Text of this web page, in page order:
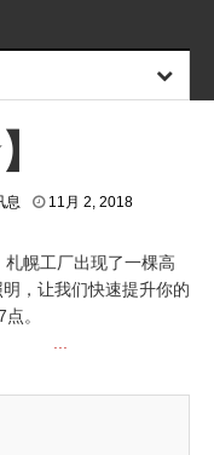
息 11月 2, 20181
2
,
幌工厂出现了一棵高
，让我们快速提升你的
。